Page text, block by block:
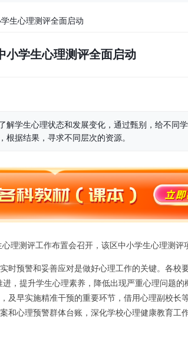
生心理测评全面启动
小学生心理测评全面启动
解学生心理状态和发展变化，通过甄别，给不同
据结果，寻求不同层次的资源。
理测评工作布置会召开，该区中小学生心理测评
时预警和妥善应对是做好心理工作的关键。各校
，提升学生心理素养，降低出现严重心理问题
及早实施精准干预的重要环节，借用心理副校长
和心理预警群体台账，深化学校心理健康教育工